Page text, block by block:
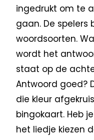
ingedrukt om te
gaan. De spelers
woordsoorten.
wordt het
staat op de
Antwoord goed?
die kleur
bingokaart. Heb
het liedje kiezen